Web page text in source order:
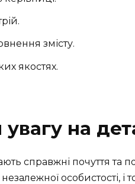
змісту.
якостях.
на
справжні почуття та
особистості, і